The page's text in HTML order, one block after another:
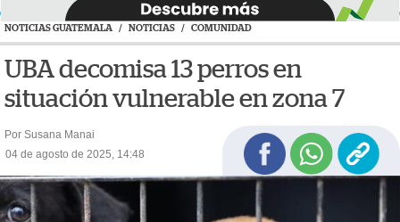
NOTICIAS GUATEMALA / NOTICIAS / COMUNIDAD
UBA decomisa 13 perros en
situación vulnerable en zona 7
Por Susana Manai
04 de agosto de 2025, 14:48